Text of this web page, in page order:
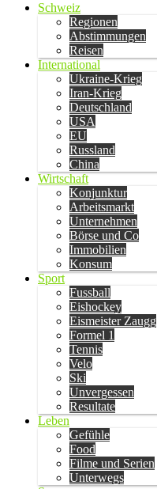
Schweiz
Regionen
Abstimmungen
Reisen
International
Ukraine-Krieg
Iran-Krieg
Deutschland
USA
EU
Russland
China
Wirtschaft
Konjunktur
Arbeitsmarkt
Unternehmen
Börse und Co
Immobilien
Konsum
Sport
Fussball
Eishockey
Eismeister Zaugg
Formel 1
Tennis
Velo
Ski
Unvergessen
Resultate
Leben
Gefühle
Food
Filme und Serien
Unterwegs